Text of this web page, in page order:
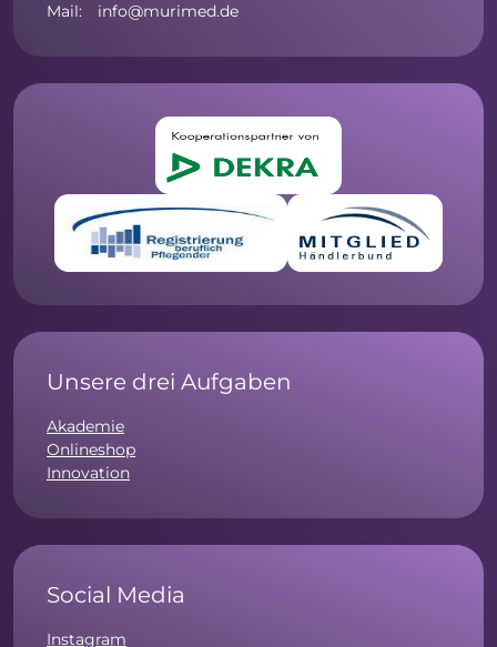
Mail: info@murimed.de
Unsere drei Aufgaben
Akademie
Onlineshop
Innovation
Social Media
Instagram